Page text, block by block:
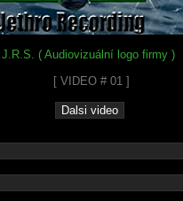
( Audiovizuální logo firmy )
[ VIDEO # 01 ]